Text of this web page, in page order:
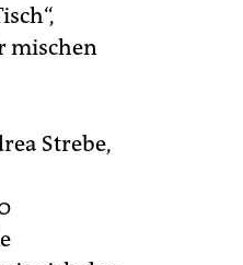
mischen
Strebe,